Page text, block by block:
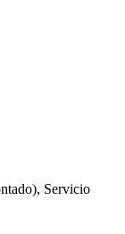
Servicio